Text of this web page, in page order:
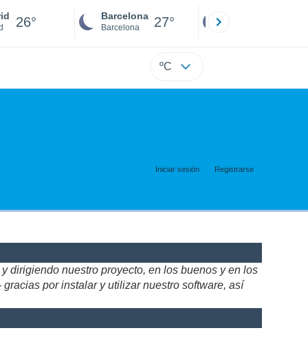
26° Barcelona
Barcelona 27°
ºC
Iniciar sesión Registrarse
dirigiendo nuestro proyecto, en los buenos y en los
por instalar y utilizar nuestro software, así